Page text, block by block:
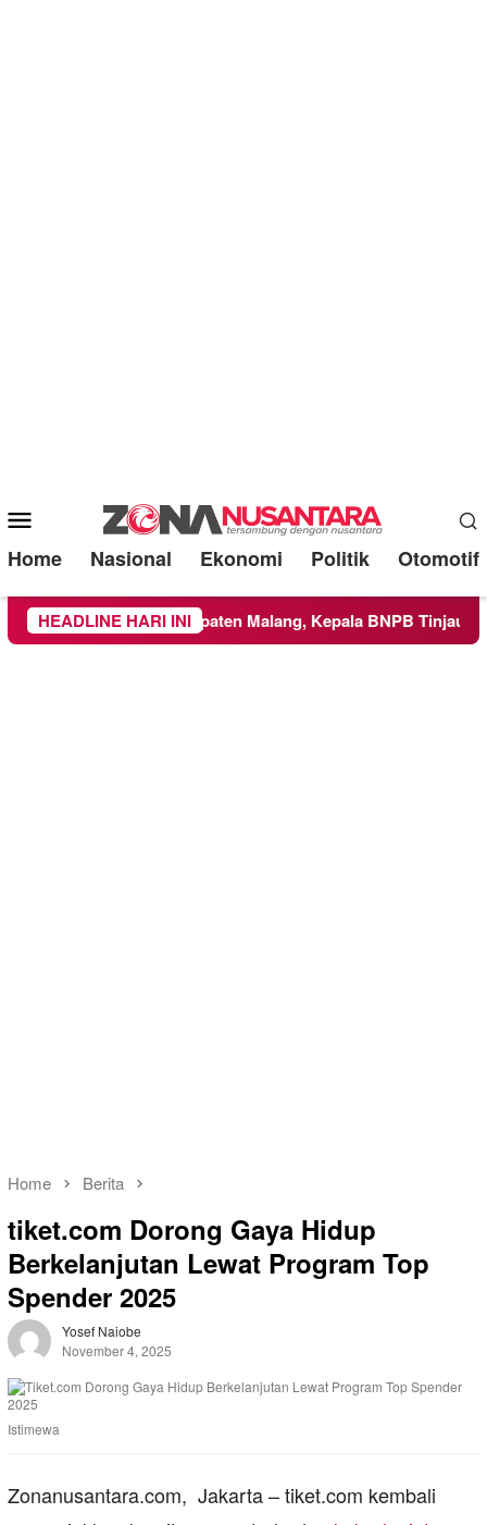
Mobile
Menu
Home Nasional Ekonomi Politik Otomotif
HEADLINE HARI INI
Wilayah Kabupaten Malang, Kepala BNPB Tinjau Langsung
Home Berita
tiket.com Dorong Gaya Hidup
Berkelanjutan Lewat Program Top
Spender 2025
Yosef Naiobe
November 4, 2025
Istimewa
Zonanusantara.com, Jakarta – tiket.com kembali